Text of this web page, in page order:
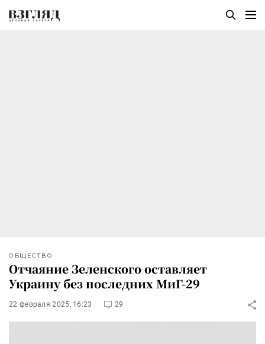
ОБЩЕСТВО
Отчаяние Зеленского оставляет
Украину без последних МиГ-29
22 февраля 2025, 16:23 29